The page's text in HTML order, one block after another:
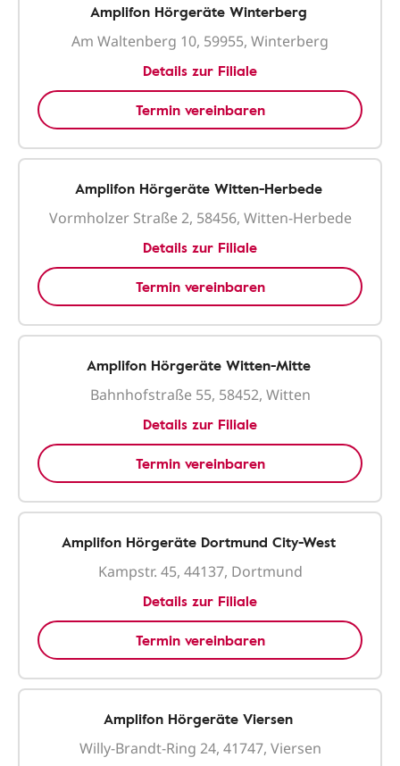
Amplifon Hörgeräte Winterberg
Am Waltenberg 10, 59955, Winterberg
Details zur Filiale
Termin vereinbaren
Amplifon Hörgeräte Witten-Herbede
Vormholzer Straße 2, 58456, Witten-Herbede
Details zur Filiale
Termin vereinbaren
Amplifon Hörgeräte Witten-Mitte
Bahnhofstraße 55, 58452, Witten
Details zur Filiale
Termin vereinbaren
Amplifon Hörgeräte Dortmund City-West
Kampstr. 45, 44137, Dortmund
Details zur Filiale
Termin vereinbaren
Amplifon Hörgeräte Viersen
Willy-Brandt-Ring 24, 41747, Viersen